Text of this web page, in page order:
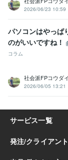
介護福祉士 取得
行動心理士 取得
ビジネス・ク
ChatGPT:1年
Adobe Premiere
介護で培った傾聴
家族や仲間を思い
介護福祉士として
人を幸せにする力
悩み相談・カウン
です
2026/06/23 10:59
パソコンはやっぱ
のがいいですね！
コラム
社会派FPコウダ
2026/06/05 13:21